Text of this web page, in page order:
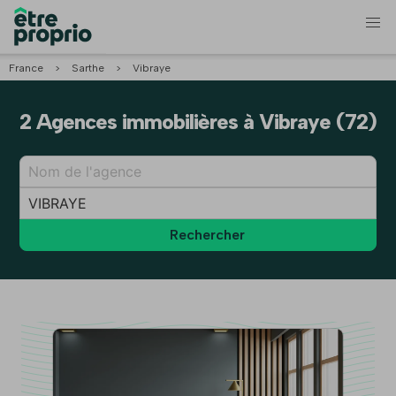
France > Sarthe > Vibraye
2 Agences immobilières à Vibraye (72)
Rechercher